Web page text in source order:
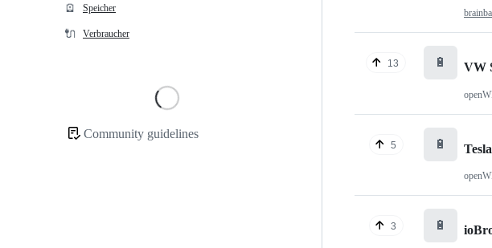
🪫 Speicher
🔌 Verbraucher
Community guidelines
13 🔋 VW
5 🔋
3 🔋